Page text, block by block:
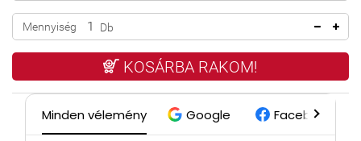
Mennyiség Db
KOSÁRBA RAKOM!
Minden vélemény Google Facebook